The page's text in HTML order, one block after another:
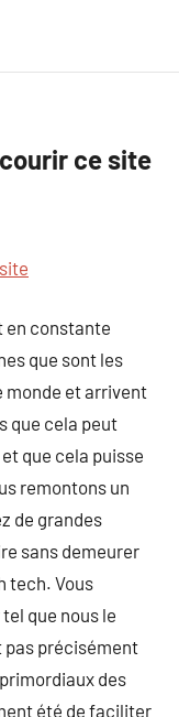
ce site
en constante
que sont les
et arrivent
que cela peut
que cela puisse
remontons un
de grandes
sans demeurer
tech. Vous
tel que nous le
pas précisément
des
été de faciliter